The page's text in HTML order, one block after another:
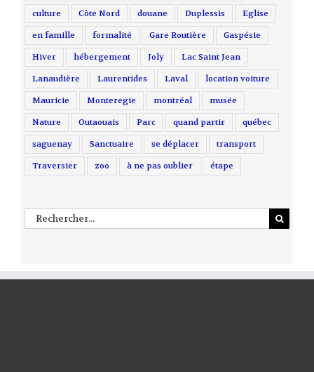
culture Côte Nord douane Duplessis Eglise
en famille formalité Gare Routière Gaspésie
Hiver hébergement Joly Lac Saint Jean
Lanaudière Laurentides Laval location voiture
Mauricie Monteregie montréal musée
Nature Outaouais Parc quand partir québec
saguenay Sanctuaire se déplacer transport
Traversier zoo à ne pas oublier étape
Rechercher